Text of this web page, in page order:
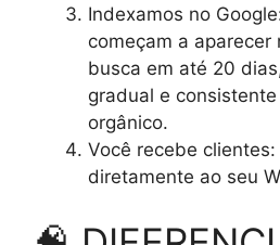
Indexamos no
começam a
busca em até 20
gradual e
orgânico.
Você recebe
diretamente ao seu